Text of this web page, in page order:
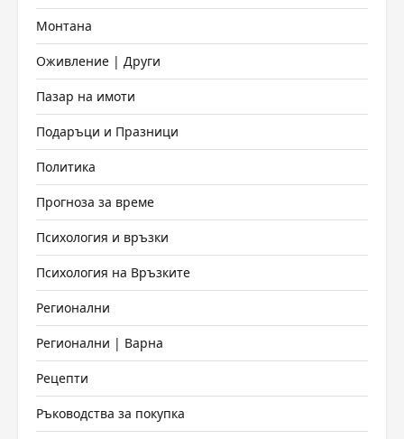
Монтана
Оживление | Други
Пазар на имоти
Подаръци и Празници
Политика
Прогноза за време
Психология и връзки
Психология на Връзките
Регионални
Регионални | Варна
Рецепти
Ръководства за покупка